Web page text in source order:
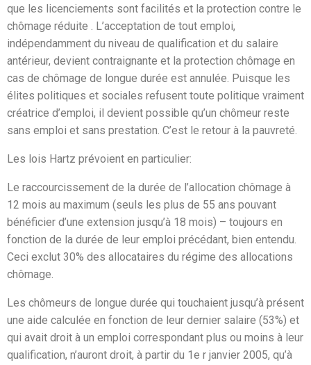
que les licenciements sont facilités et la protection contre le
chômage réduite . L’acceptation de tout emploi,
indépendamment du niveau de qualification et du salaire
antérieur, devient contraignante et la protection chômage en
cas de chômage de longue durée est annulée. Puisque les
élites politiques et sociales refusent toute politique vraiment
créatrice d’emploi, il devient possible qu’un chômeur reste
sans emploi et sans prestation. C’est le retour à la pauvreté.
Les lois Hartz prévoient en particulier:
Le raccourcissement de la durée de l’allocation chômage à
12 mois au maximum (seuls les plus de 55 ans pouvant
bénéficier d’une extension jusqu’à 18 mois) – toujours en
fonction de la durée de leur emploi précédant, bien entendu.
Ceci exclut 30% des allocataires du régime des allocations
chômage.
Les chômeurs de longue durée qui touchaient jusqu’à présent
une aide calculée en fonction de leur dernier salaire (53%) et
qui avait droit à un emploi correspondant plus ou moins à leur
qualification, n’auront droit, à partir du 1e r janvier 2005, qu’à